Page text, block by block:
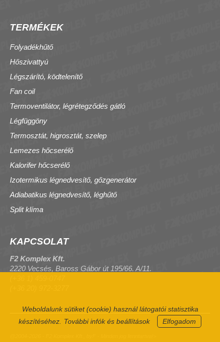
Weboldalunk sütiket (cookie) használ látogatói statisztika
készítéséhez.
További infók és beállítások Elfogadom
TERMÉKEK
Folyadékhűtő
Hőszivattyú
Légszárító, ködtelenítő
Fan coil
Termoventilátor, légrétegződés gátló
Légfüggöny
Termosztát, higrosztát, szelep
Lemezes hőcserélő
Kalorifer hőcserélő
Izotermikus légnedvesítő, gőzgenerátor
Adiabatikus légnedvesítő, léghűtő
Split klíma
KAPCSOLAT
F2 Komplex Kft.
2220 Vecsés, Baross Gábor út 195/66. A/11.